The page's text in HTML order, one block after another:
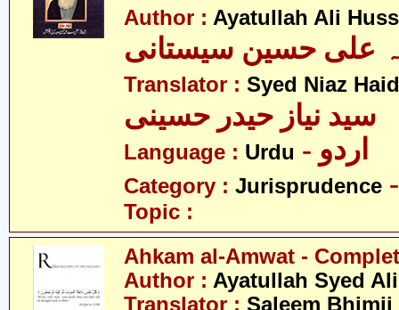
Author : Ayatullah Ali
علی حسین سیستانی
Translator : Syed Niaz
سید نیاز حیدر حسینی
Language : Urdu - اردو
Category : Jurisprudence
Topic :
Ahkam al-Amwat -
Author : Ayatullah Syed
Translator : Saleem Bhimji